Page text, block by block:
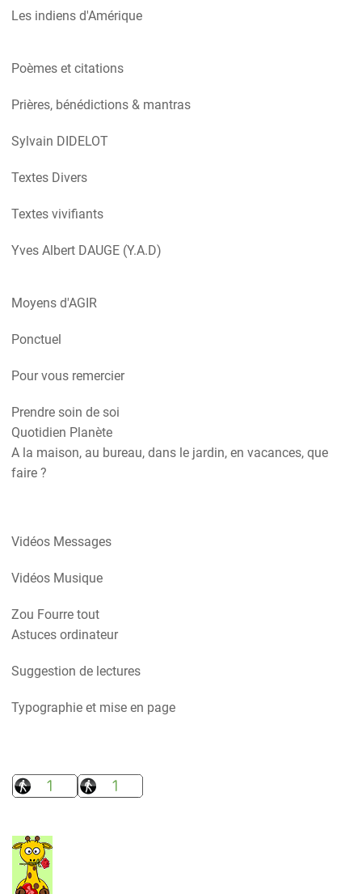
Les indiens d'Amérique
Poèmes et citations
Prières, bénédictions & mantras
Sylvain DIDELOT
Textes Divers
Textes vivifiants
Yves Albert DAUGE (Y.A.D)
Moyens d'AGIR
Ponctuel
Pour vous remercier
Prendre soin de soi
Quotidien Planète
A la maison, au bureau, dans le jardin, en vacances, que
faire ?
Vidéos Messages
Vidéos Musique
Zou Fourre tout
Astuces ordinateur
Suggestion de lectures
Typographie et mise en page